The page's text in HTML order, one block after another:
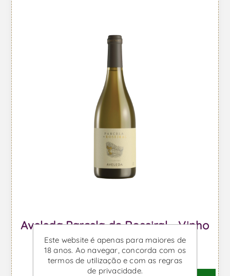
Aveleda Parcela do Roseiral - Vinho
Branco
Desde €21,07 IVA incl.
Este website é apenas para maiores de
18 anos. Ao navegar, concorda com os
termos de utilização e com as regras
de privacidade.